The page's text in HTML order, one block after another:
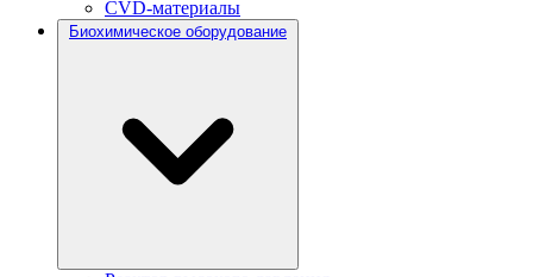
CVD-материалы
Биохимическое оборудование